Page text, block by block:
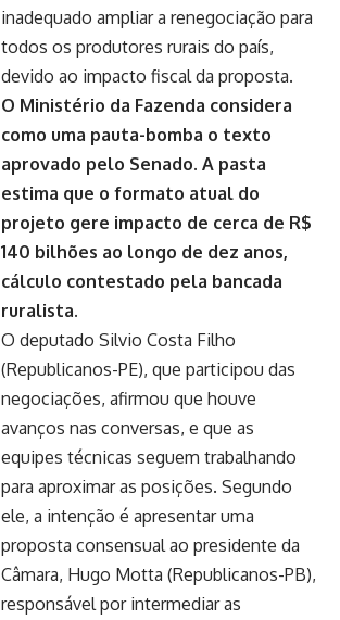
inadequado ampliar a renegociação para
todos os produtores rurais do país,
devido ao impacto fiscal da proposta.
O Ministério da Fazenda considera
como uma pauta-bomba o texto
aprovado pelo Senado. A pasta
estima que o formato atual do
projeto gere impacto de cerca de R$
140 bilhões ao longo de dez anos,
cálculo contestado pela bancada
ruralista.
O deputado Silvio Costa Filho
(Republicanos-PE), que participou das
negociações, afirmou que houve
avanços nas conversas, e que as
equipes técnicas seguem trabalhando
para aproximar as posições. Segundo
ele, a intenção é apresentar uma
proposta consensual ao presidente da
Câmara, Hugo Motta (Republicanos-PB),
responsável por intermediar as